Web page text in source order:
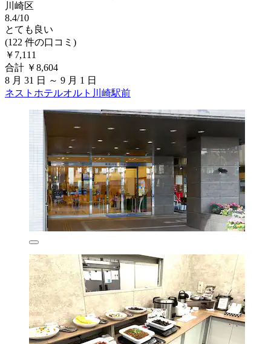
川崎区
8.4/10
とても良い
(122 件の口コミ)
￥7,111
合計 ￥8,604
8 月 31 日 ～ 9 月 1 日
ネストホテルオルト川崎駅前